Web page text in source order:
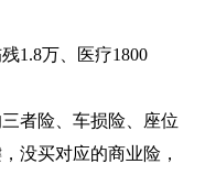
1.8万、医疗1800
者险、车损险、座位
没买对应的商业险，